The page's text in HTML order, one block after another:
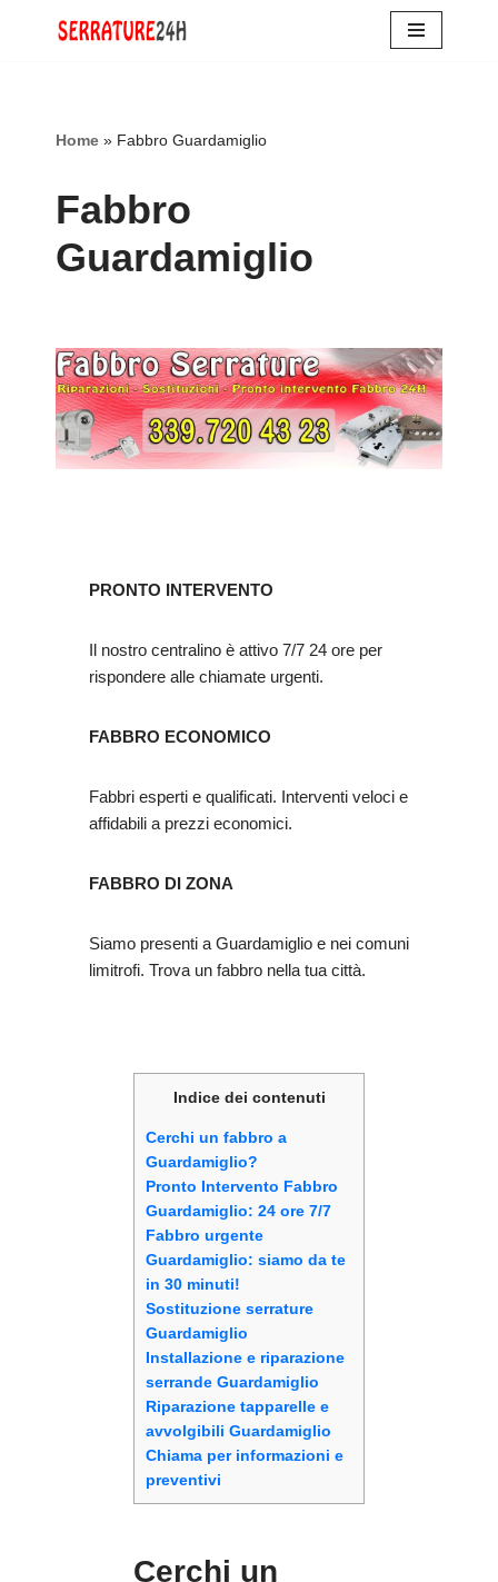
Home » Fabbro Guardamiglio
Fabbro
Guardamiglio
PRONTO INTERVENTO
Il nostro centralino è attivo 7/7 24 ore per
rispondere alle chiamate urgenti.
FABBRO ECONOMICO
Fabbri esperti e qualificati. Interventi veloci e
affidabili a prezzi economici.
FABBRO DI ZONA
Siamo presenti a Guardamiglio e nei comuni
limitrofi. Trova un fabbro nella tua città.
Indice dei contenuti
Cerchi un fabbro a
Guardamiglio?
Pronto Intervento Fabbro
Guardamiglio: 24 ore 7/7
Fabbro urgente
Guardamiglio: siamo da te
in 30 minuti!
Sostituzione serrature
Guardamiglio
Installazione e riparazione
serrande Guardamiglio
Riparazione tapparelle e
avvolgibili Guardamiglio
Chiama per informazioni e
preventivi
Cerchi un